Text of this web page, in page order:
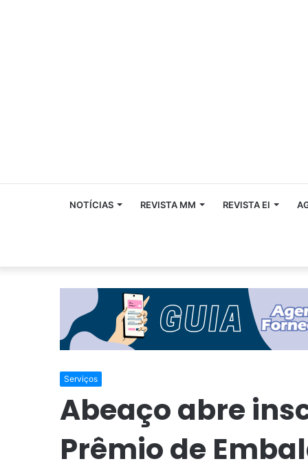
NOTÍCIAS REVISTA MM REVISTA EI
Serviços
Abeaço abre
Prêmio de